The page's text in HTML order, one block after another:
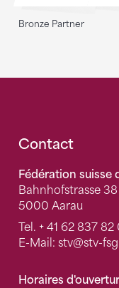
Bronze Partner
Fusszeile
Contact
Fédération suisse
Bahnhofstrasse 38
5000 Aarau
Tel. + 41 62 837 82
E-Mail: stv@stv-
Horaires